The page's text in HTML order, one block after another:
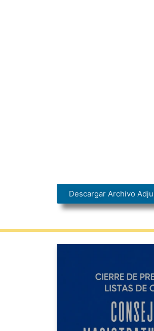
Descargar Archivo